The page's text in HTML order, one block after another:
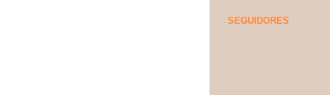
SEGUIDORES